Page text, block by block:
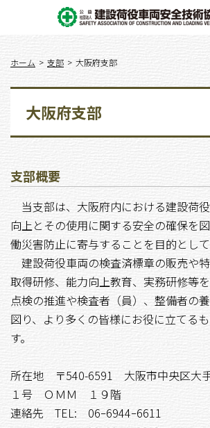
ホーム 支部 大阪府支部
大阪府支部
支部概要
当支部は、大阪府内における建設荷
向上とその使用に関する安全の確保を
働災害防止に寄与することを目的として
建設荷役車両の検査済標章の販売や
取得研修、能力向上教育、実務研修等
点検の推進や検査者（員）、整備者の
図り、より多くの皆様にお役に立てる
す。
所在地 〒540-6591 大阪市中央区大
１号 ＯＭＭ １９階
連絡先 TEL: 06ｰ6944ｰ6611